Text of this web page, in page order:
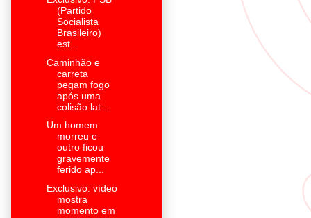
(Partido
Socialista
Brasileiro)
est...
Caminhão e
carreta
pegam fogo
após uma
colisão lat...
Um homem
morreu e
outro ficou
gravemente
ferido ap...
Exclusivo: vídeo
mostra
momento em